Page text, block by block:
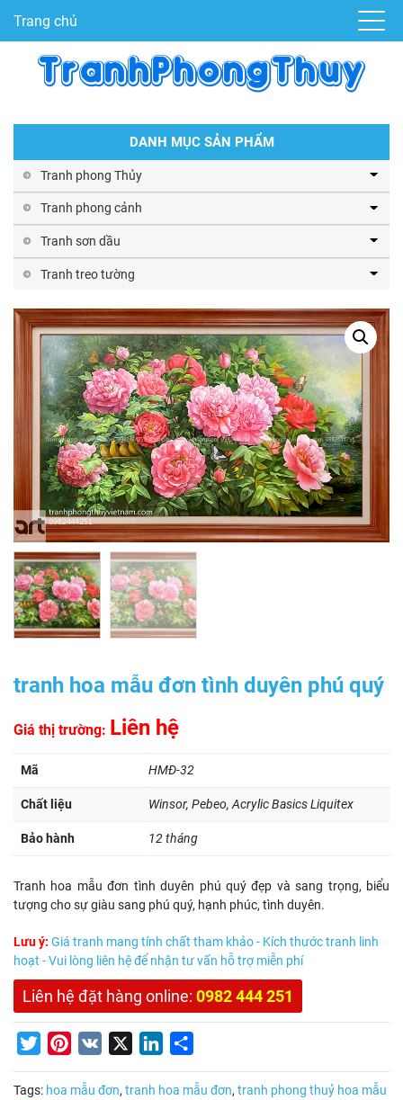
Trang chủ
DANH MỤC SẢN PHẨM
Tranh phong Thủy
Tranh phong cảnh
Tranh sơn dầu
Tranh treo tường
tranh hoa mẫu đơn tình duyên phú quý
Giá thị trường: Liên hệ
Mã HMĐ-32
Chất liệu Winsor, Pebeo, Acrylic Basics Liquitex
Bảo hành 12 tháng
Tranh hoa mẫu đơn tình duyên phú quý đẹp và sang trọng, biểu
tượng cho sự giàu sang phú quý, hạnh phúc, tình duyên.
Lưu ý: Giá tranh mang tính chất tham khảo - Kích thước tranh linh
hoạt - Vui lòng liên hệ để nhận tư vấn hỗ trợ miễn phí
Liên hệ đặt hàng online: 0982 444 251
TwitterPinterest
VK LinkedIn
Tags: hoa mẫu đơn, tranh hoa mẫu đơn, tranh phong thuỷ hoa mẫu